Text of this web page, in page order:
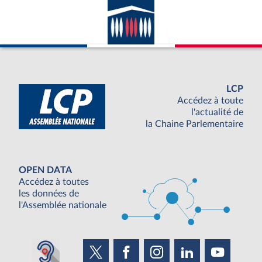
considéré à l’ONU.
LCP
Accédez à toute
l'actualité de
la Chaine Parlementaire
OPEN DATA
Accédez à toutes
les données de
l'Assemblée nationale